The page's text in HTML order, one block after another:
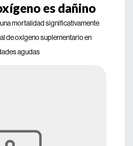
es dañino
mortalidad significativamente
de oxígeno suplementario en
agudas